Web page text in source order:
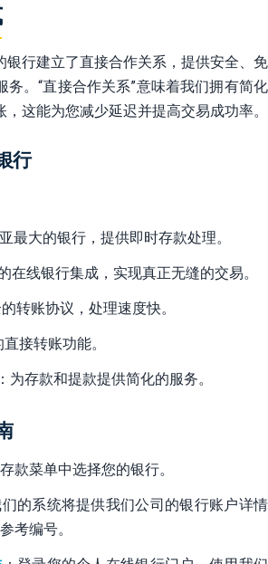
银行建立了直接合作关系，提供安全、免
务。“直接合作关系”意味着我们拥有简化
这能为您减少延迟并提高交易成功率。
行
最大的银行，提供即时存款处理。
在线银行集成，实现真正无缝的交易。
转账协议，处理速度快。
接转账功能。
为存款和提款提供简化的服务。
存款菜单中选择您的银行。
的系统将提供我们公司的银行账户详情
考编号。